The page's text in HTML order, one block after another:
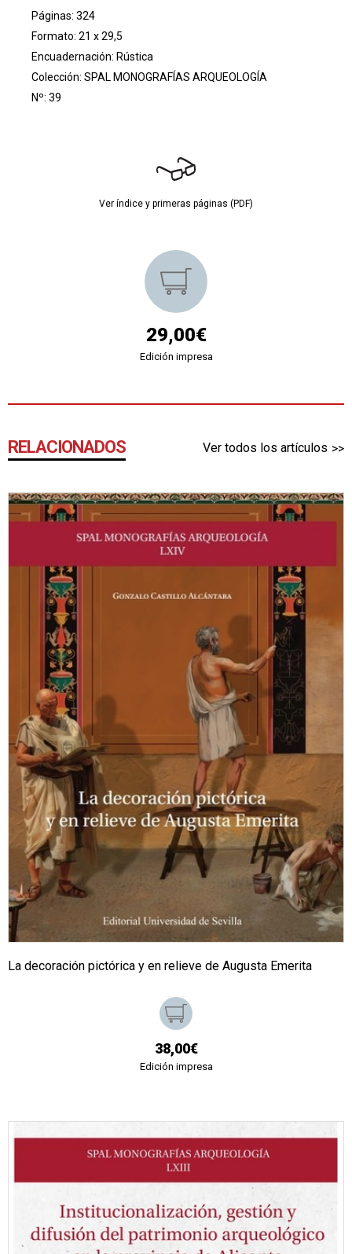
Páginas: 324
Formato: 21 x 29,5
Encuadernación: Rústica
Colección: SPAL MONOGRAFÍAS ARQUEOLOGÍA
Nº: 39
Ver índice y primeras páginas (PDF)
29,00€
Edición impresa
RELACIONADOS Ver todos los artículos
La decoración pictórica y en relieve de Augusta Emerita
38,00€
Edición impresa